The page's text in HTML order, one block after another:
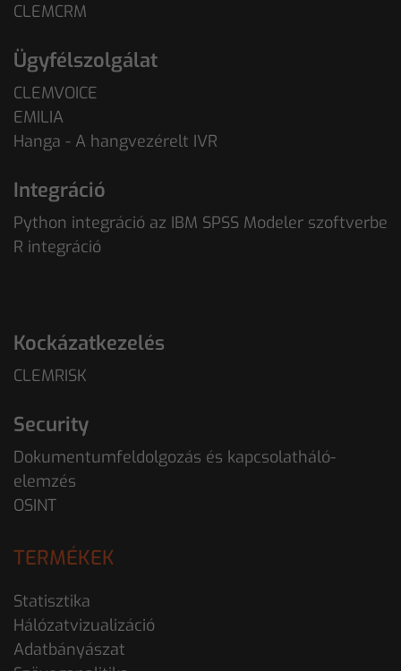
CLEMCRM
Ügyfélszolgálat
CLEMVOICE
EMILIA
Hanga - A hangvezérelt IVR
Integráció
Python integráció az IBM SPSS Modeler szoftverbe
R integráció
Kockázatkezelés
CLEMRISK
Security
Dokumentumfeldolgozás és kapcsolatháló-
elemzés
OSINT
TERMÉKEK
Statisztika
Hálózatvizualizáció
Adatbányászat